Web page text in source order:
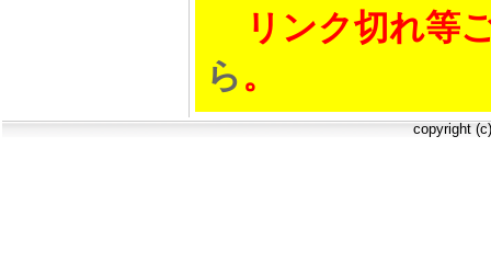
リンク切れ等
ら。
copyright